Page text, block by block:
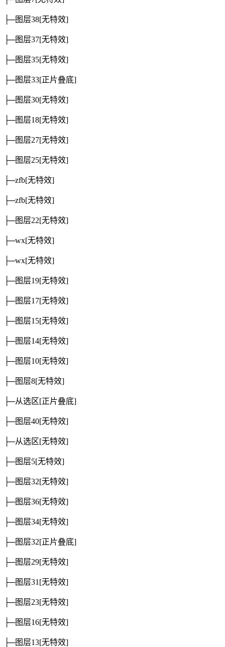
├─图层38[无特效]
├─图层37[无特效]
├─图层35[无特效]
├─图层33[正片叠底]
├─图层30[无特效]
├─图层18[无特效]
├─图层27[无特效]
├─图层25[无特效]
├─zfb[无特效]
├─zfb[无特效]
├─图层22[无特效]
├─wx[无特效]
├─wx[无特效]
├─图层19[无特效]
├─图层17[无特效]
├─图层15[无特效]
├─图层14[无特效]
├─图层10[无特效]
├─图层8[无特效]
├─从选区[正片叠底]
├─图层40[无特效]
├─从选区[无特效]
├─图层5[无特效]
├─图层32[无特效]
├─图层36[无特效]
├─图层34[无特效]
├─图层32[正片叠底]
├─图层29[无特效]
├─图层31 [无特效]
├─图层23[无特效]
├─图层16[无特效]
├─图层13[无特效]